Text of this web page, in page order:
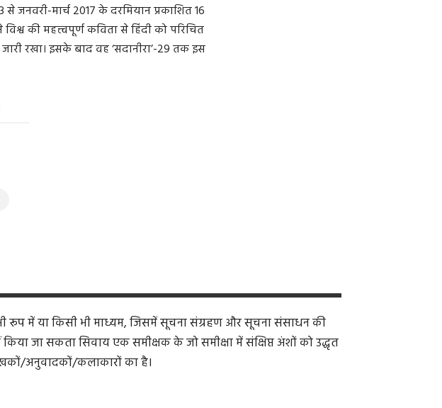
से जनवरी-मार्च 2017 के दरमियान प्रकाशित 16
की महत्त्वपूर्ण कविता से हिंदी को परिचित
रखा। इसके बाद वह ‘सदानीरा’-29 तक इस
भी रूप में या किसी भी माध्यम, जिसमें सूचना संग्रहण और सूचना संसाधन की
जा सकता सिवाय एक समीक्षक के जो समीक्षा में संक्षिप्त अंशों को उद्धृत
अनुवादकों/कलाकारों का है।